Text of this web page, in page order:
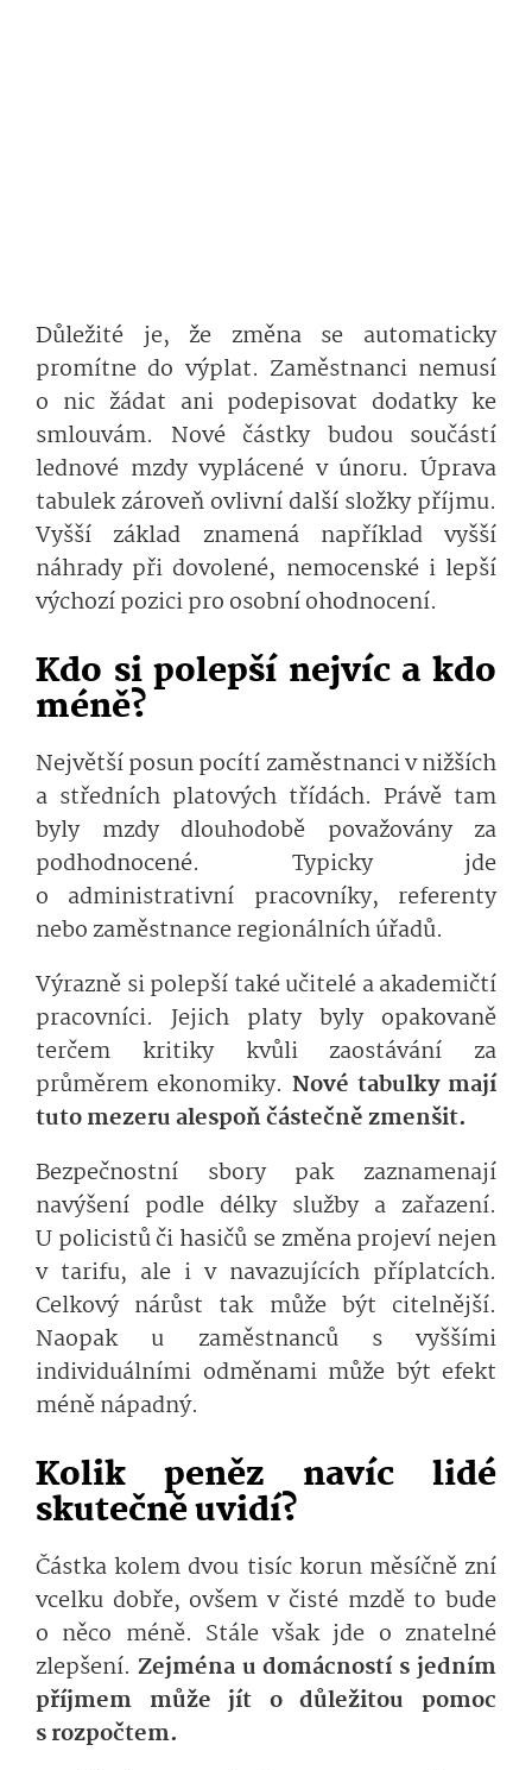
Důležité je, že změna se automaticky
promítne do výplat. Zaměstnanci nemusí
o nic žádat ani podepisovat dodatky ke
smlouvám. Nové částky budou součástí
lednové mzdy vyplácené v únoru. Úprava
tabulek zároveň ovlivní další složky příjmu.
Vyšší základ znamená například vyšší
náhrady při dovolené, nemocenské i lepší
výchozí pozici pro osobní ohodnocení.
Kdo si polepší nejvíc a kdo
méně?
Největší posun pocítí zaměstnanci v nižších
a středních platových třídách. Právě tam
byly mzdy dlouhodobě považovány za
podhodnocené. Typicky jde
o administrativní pracovníky, referenty
nebo zaměstnance regionálních úřadů.
Výrazně si polepší také učitelé a akademičtí
pracovníci. Jejich platy byly opakovaně
terčem kritiky kvůli zaostávání za
průměrem ekonomiky. Nové tabulky mají
tuto mezeru alespoň částečně zmenšit.
Bezpečnostní sbory pak zaznamenají
navýšení podle délky služby a zařazení.
U policistů či hasičů se změna projeví nejen
v tarifu, ale i v navazujících příplatcích.
Celkový nárůst tak může být citelnější.
Naopak u zaměstnanců s vyššími
individuálními odměnami může být efekt
méně nápadný.
Kolik peněz navíc lidé
skutečně uvidí?
Částka kolem dvou tisíc korun měsíčně zní
vcelku dobře, ovšem v čisté mzdě to bude
o něco méně. Stále však jde o znatelné
zlepšení. Zejména u domácností s jedním
příjmem může jít o důležitou pomoc
s rozpočtem.